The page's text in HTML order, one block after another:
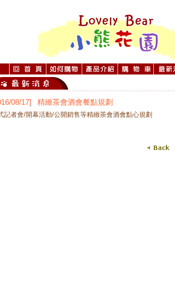
08/17] 精緻茶會酒會餐點規劃
記者會/開幕活動/公開銷售等精緻茶會酒會點心規劃